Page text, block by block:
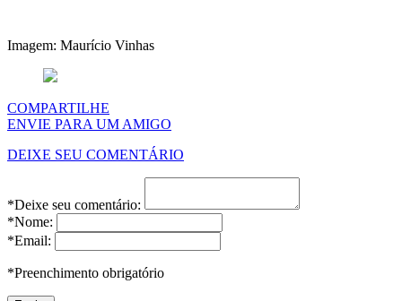
Imagem: Maurício Vinhas
COMPARTILHE
ENVIE PARA UM AMIGO
DEIXE SEU COMENTÁRIO
*Deixe seu comentário:
*Nome:
*Email:
*Preenchimento obrigatório